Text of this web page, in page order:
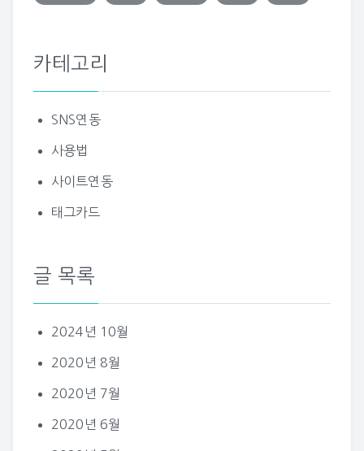
카테고리
SNS연동
사용법
사이트연동
태그카드
글 목록
2024년 10월
2020년 8월
2020년 7월
2020년 6월